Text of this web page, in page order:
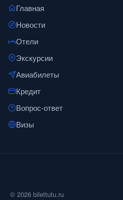
Главная
Новости
Отели
Экскурсии
Авиабилеты
Кредит
Вопрос-ответ
Визы
© 2026 bilettutu.ru